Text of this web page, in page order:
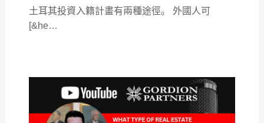
土耳其投資入籍計畫有兩種途徑。 外國人可
[&he…